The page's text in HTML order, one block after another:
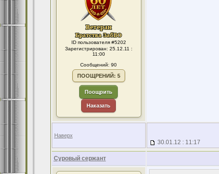
ID пользователя #5202
Зарегистрирован: 25.12.11 :
11:00
Сообщений: 90
ПООЩРЕНИЙ: 5
Поощрить
Наказать
Наверх
30.01.12 : 11:17
Суровый сержант